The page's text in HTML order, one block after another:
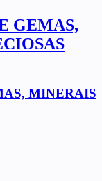
GEMAS,
MINERAIS